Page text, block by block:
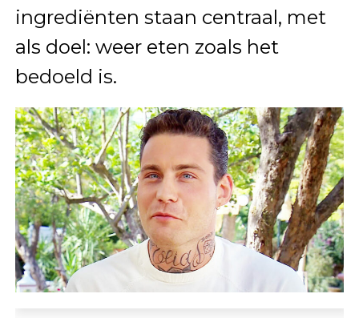
ingrediënten staan centraal, met
als doel: weer eten zoals het
bedoeld is.